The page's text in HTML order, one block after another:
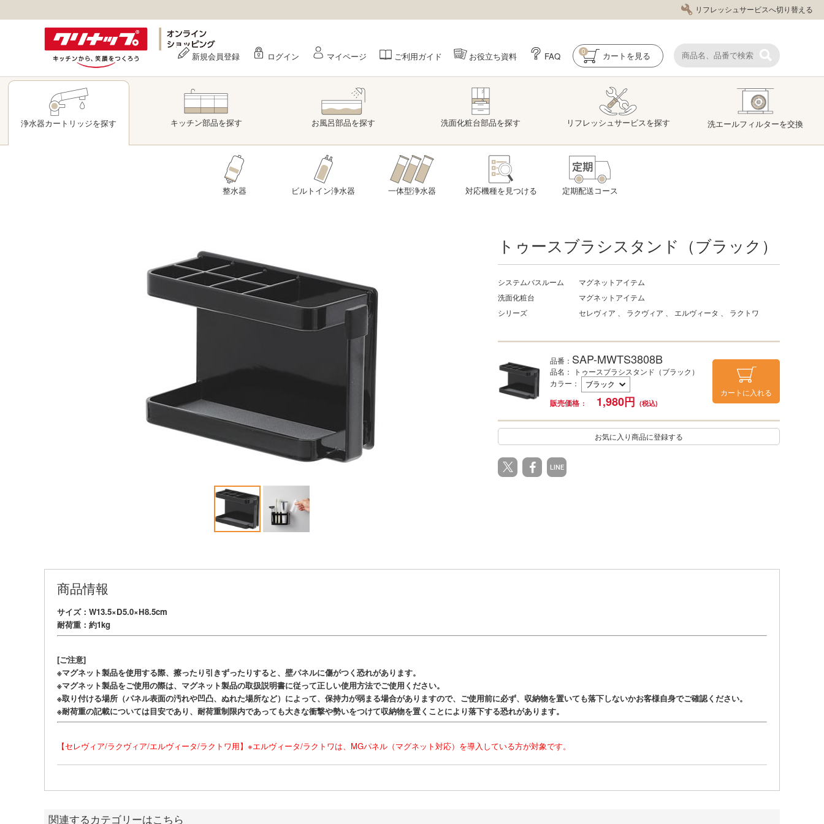
リフレッシュサービスへ切り替える
新規会員登録 ログイン マイページ ご利用ガイド お役立ち資料 FAQ カート を見る
0
浄水器カートリッジを探す キッチン部品を探す お風呂部品を探す 洗面化粧台部品を探す リフレッシュサービスを探す 洗エールフィルターを交換
整水器 ビルトイン浄水器 一体型浄水器 対応機種を見つける 定期配送コース
トゥースブラシスタンド（ブラック）
システムバスルーム
マグネットアイテム
洗面化粧台
マグネットアイテム
シリーズ
セレヴィア ラクヴィア エルヴィータ ラクトワ
品番： SAP-MWTS3808B
品名： トゥースブラシスタンド（ブラック）
カラー ：
販売価格
1,980円
カートに入れる
お気に入り商品に登録する
LINE
商品情報
サイズ：W13.5×D5.0×H8.5cm
耐荷重：約1kg
[ご注意]
※マグネット製品を使用する際、擦ったり引きずったりすると、壁パネルに傷がつく恐れがあります。
※マグネット製品をご使用の際は、マグネット製品の取扱説明書に従って正しい使用方法でご使用ください。
※取り付ける場所（パネル表面の汚れや凹凸、ぬれた場所など）によって、保持力が弱まる場合がありますので、ご使用前に必ず、収納物を置いても落下しないかお客様自身でご確認ください。
※耐荷重の記載については目安であり、耐荷重制限内であっても大きな衝撃や勢いをつけて収納物を置くことにより落下する恐れがあります。
【セレヴィア/ラクヴィア/エルヴィータ/ラクトワ用】※エルヴィータ/ラクトワは、MGパネル（マグネット対応）を導入している方が対象です。
関連するカテゴリーはこちら